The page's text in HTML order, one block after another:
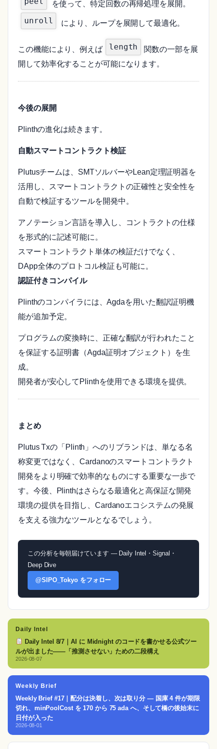
を使って、特定回数の再帰処理を展開。
unroll により、ループを展開して最適化。
この機能により、例えば length
関数の一部を展
開して効率化することが可能になります。
今後の展開
Plinthの進化は続きます。
自動スマートコントラクト検証
Plutusチームは、SMTソルバーやLean定理証明器を
活用し、スマートコントラクトの正確性と安全性を
自動で検証するツールを開発中。
アノテーション言語を導入し、コントラクトの仕様
を形式的に記述可能に。
スマートコントラクト単体の検証だけでなく、
DApp全体のプロトコル検証も可能に。
認証付きコンパイル
Plinthのコンパイラには、Agdaを用いた翻訳証明機
能が追加予定。
プログラムの変換時に、正確な翻訳が行われたこと
を保証する証明書（Agda証明オブジェクト）を生
成。
開発者が安心してPlinthを使用できる環境を提供。
まとめ
Plutus Txの「Plinth」へのリブランドは、単なる名
称変更ではなく、Cardanoのスマートコントラクト
開発をより明確で効率的なものにする重要な一歩で
す。今後、Plinthはさらなる最適化と高保証な開発
環境の提供を目指し、Cardanoエコシステムの発展
を支える強力なツールとなるでしょう。
この分析を毎朝届けています — Daily Intel・Signal・
Deep Dive
@SIPO_Tokyo をフォロー
Daily Intel
Daily Intel 8/7｜AI に Midnight のコードを書かせる公式ツー
ルが出ました——「推測させない」ための二段構え
2026-08-07
Weekly Brief
Weekly Brief #17｜配分は決着し、次は取り分 — 国庫 4 件が期限
切れ、minPoolCost を 170 から 75 ada へ、そして橋の後始末に
日付が入った
2026-08-01